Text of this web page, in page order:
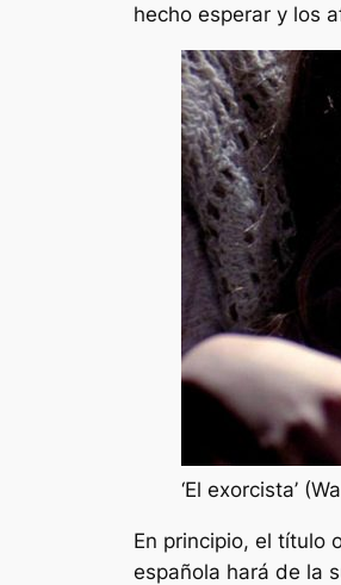
hecho esperar y los
‘El exorcista’
En principio, el título
española hará de la